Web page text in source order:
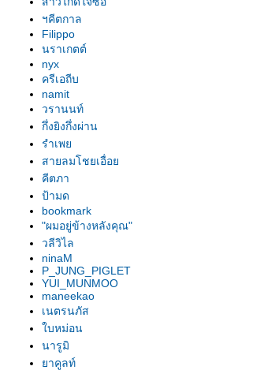
ฯคีตกาล
Filippo
นราเกตต์
nyx
ครีเอถีบ
namit
วรานนท์
กึ่งยิงกึ่งผ่าน
รำเพ
สายลมโชยเอื่อ
คีตภา
ป้ามด
bookmark
"ผมอยู่ข้างหลังคุณ"
วลีวิไล
ninaM
P_JUNG_PIGLET
YUI_MUNMOO
maneekao
เนตรนภัส
บหม่อน
นารูมิ
าคูลท์